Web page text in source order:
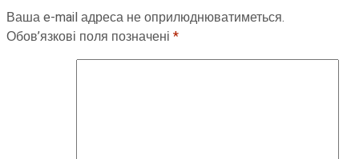
Ваша e-mail адреса не оприлюднюватиметься.
Обов’язкові поля позначені *